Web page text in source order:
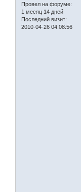
Провел на форуме:
1 месяц 14 дней
Последний визит:
2010-04-26 04:08:56